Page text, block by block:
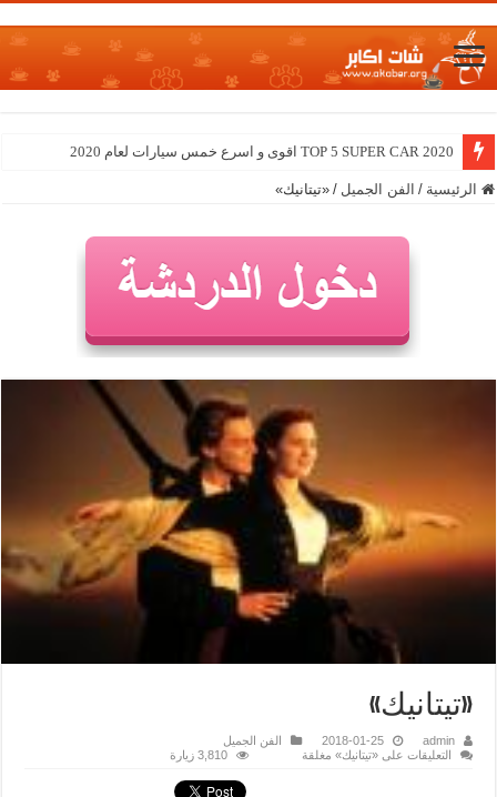
TOP 5 SUPER CAR 2020 اقوى و اسرع خمس سيارات لعام 2020
الرئيسية / الفن الجميل / «تيتانيك»
«تيتانيك»
admin
2018-01-25
الفن الجميل
التعليقات على «تيتانيك» مغلقة 3,810 زيارة